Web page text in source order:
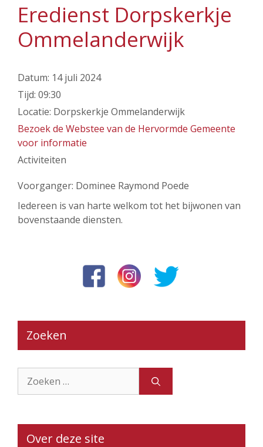
Eredienst Dorpskerkje
Ommelanderwijk
Datum: 14 juli 2024
Tijd: 09:30
Locatie: Dorpskerkje Ommelanderwijk
Bezoek de Webstee van de Hervormde Gemeente
voor informatie
Activiteiten
Voorganger: Dominee Raymond Poede
Iedereen is van harte welkom tot het bijwonen van
bovenstaande diensten.
Zoeken
naar:
Over deze site